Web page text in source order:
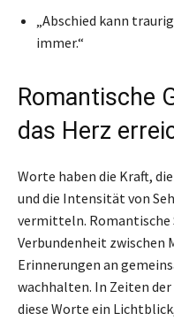
„Abschied kann
immer.“
Romantische
das Herz
Worte haben die Kraft,
und die Intensität von
vermitteln. Romantische
Verbundenheit zwischen
Erinnerungen an
wachhalten. In Zeiten
diese Worte ein